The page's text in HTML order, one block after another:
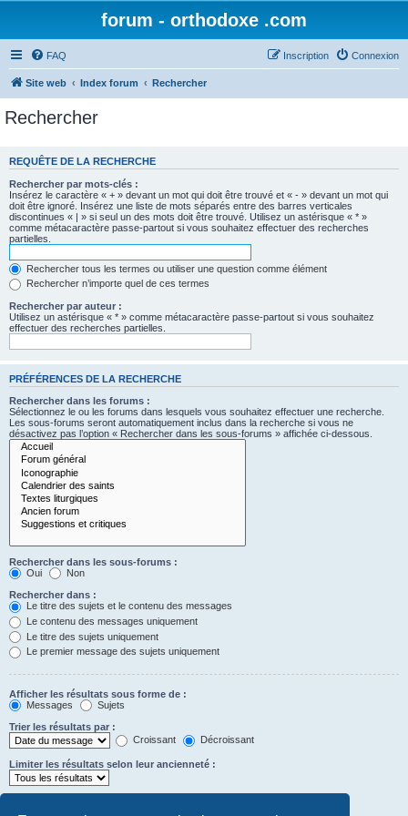
forum - orthodoxe .com
FAQ Connexion
Inscription
Site web Index forum Rechercher
Rechercher
REQUÊTE DE LA RECHERCHE
Rechercher par mots-clés :
Insérez le caractère « + » devant un mot qui doit être trouvé et « - » devant un mot qui
doit être ignoré. Insérez une liste de mots séparés entre des barres verticales
discontinues « | » si seul un des mots doit être trouvé. Utilisez un astérisque « * »
comme métacaractère passe-partout si vous souhaitez effectuer des recherches
partielles.
Rechercher tous les termes ou utiliser une question comme élément
Rechercher n’importe quel de ces termes
Rechercher par auteur :
Utilisez un astérisque « * » comme métacaractère passe-partout si vous souhaitez
effectuer des recherches partielles.
PRÉFÉRENCES DE LA RECHERCHE
Rechercher dans les forums :
Sélectionnez le ou les forums dans lesquels vous souhaitez effectuer une recherche.
Les sous-forums seront automatiquement inclus dans la recherche si vous ne
désactivez pas l’option « Rechercher dans les sous-forums » affichée ci-dessous.
Rechercher dans les sous-forums :
Oui
Non
Rechercher dans :
Le titre des sujets et le contenu des messages
Le contenu des messages uniquement
Le titre des sujets uniquement
Le premier message des sujets uniquement
Afficher les résultats sous forme de :
Messages
Sujets
Trier les résultats par :
Croissant
Décroissant
Limiter les résultats selon leur ancienneté :